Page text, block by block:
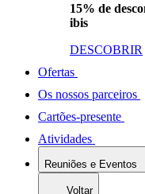
15% de
ibis
DESCOBRIR
Ofertas
Os nossos parceiros
Cartões-presente
Atividades
Reuniões e Eventos
Voltar